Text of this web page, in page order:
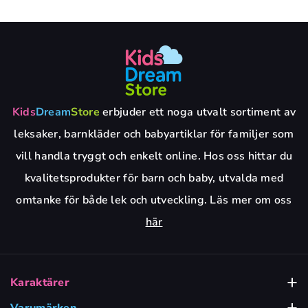
KidsDreamStore erbjuder ett noga utvalt sortiment av
leksaker, barnkläder och babyartiklar för familjer som
vill handla tryggt och enkelt online. Hos oss hittar du
kvalitetsprodukter för barn och baby, utvalda med
omtanke för både lek och utveckling. Läs mer om oss
här
Karaktärer
Babblarna